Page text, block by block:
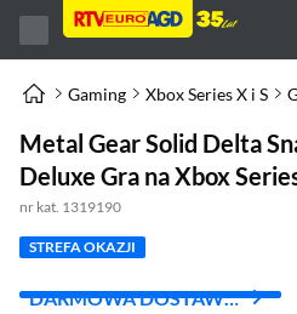
Gaming Xbox Series X i S
Metal Gear Solid Delta
Deluxe Gra na Xbox
nr kat. 1319190
STREFA OKAZJI
DARMOWA DOSTAWA